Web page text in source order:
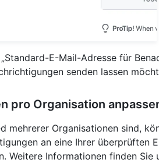
E-Mail-Adresse für
senden lassen
pro Organisation
mehrerer Organisationen sind,
an eine Ihrer überprüften
Weitere Informationen finden Sie